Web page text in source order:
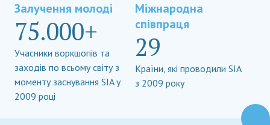
Залучення молоді
75.000+
Учасники воркшопів та
заходів по всьому світу з
моменту заснування SIA у
2009 році
Міжнародна
співпраця
29
Країни, які проводили SIA
з 2009 року